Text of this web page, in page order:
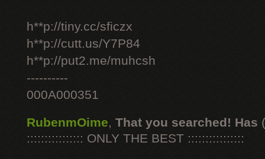
h**p://tiny.cc/sficzx
h**p://cutt.us/Y7P84
h**p://put2.me/muhcsh
----------
000A000351
RubenmOime, That you searched! Has
:::::::::::::::: ONLY THE BEST ::::::::::::::::